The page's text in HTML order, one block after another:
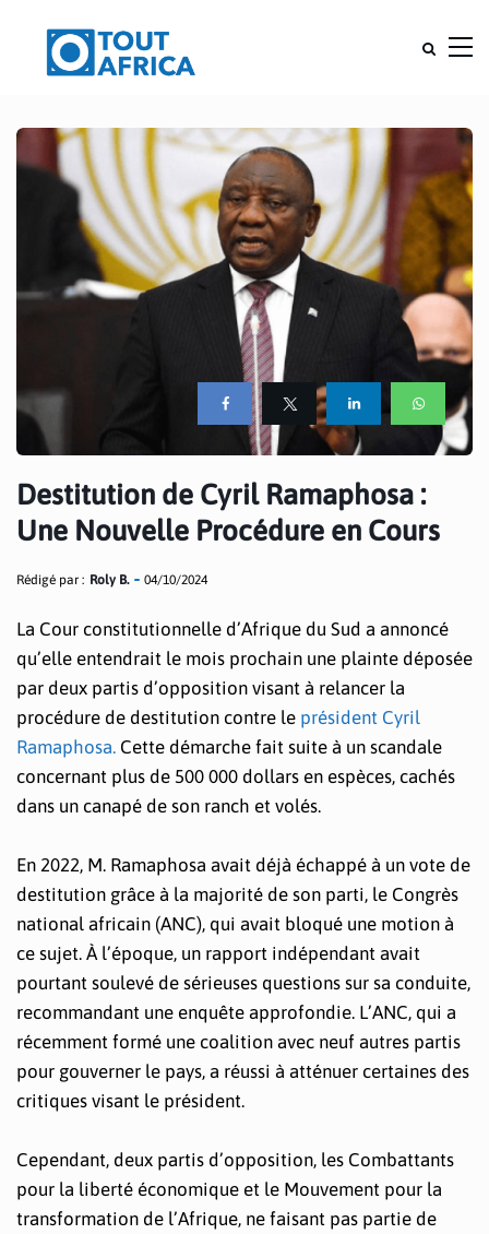
Destitution de Cyril Ramaphosa :
Une Nouvelle Procédure en Cours
Rédigé par : Roly B. 04/10/2024
La Cour constitutionnelle d’Afrique du Sud a annoncé
qu’elle entendrait le mois prochain une plainte déposée
par deux partis d’opposition visant à relancer la
procédure de destitution contre le président Cyril
Ramaphosa. Cette démarche fait suite à un scandale
concernant plus de 500 000 dollars en espèces, cachés
dans un canapé de son ranch et volés.
En 2022, M. Ramaphosa avait déjà échappé à un vote de
destitution grâce à la majorité de son parti, le Congrès
national africain (ANC), qui avait bloqué une motion à
ce sujet. À l’époque, un rapport indépendant avait
pourtant soulevé de sérieuses questions sur sa conduite,
recommandant une enquête approfondie. L’ANC, qui a
récemment formé une coalition avec neuf autres partis
pour gouverner le pays, a réussi à atténuer certaines des
critiques visant le président.
Cependant, deux partis d’opposition, les Combattants
pour la liberté économique et le Mouvement pour la
transformation de l’Afrique, ne faisant pas partie de